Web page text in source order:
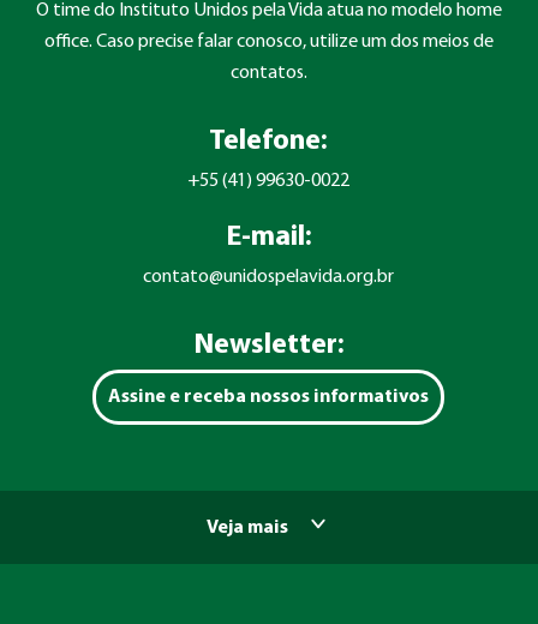
O time do Instituto Unidos pela Vida atua no modelo home
office. Caso precise falar conosco, utilize um dos meios de
contatos.
Telefone:
+55 (41) 99630-0022
E-mail:
contato@unidospelavida.org.br
Newsletter:
Assine e receba nossos informativos
Veja mais